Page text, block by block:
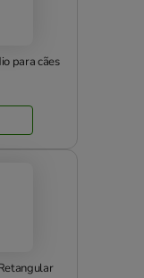
para cães